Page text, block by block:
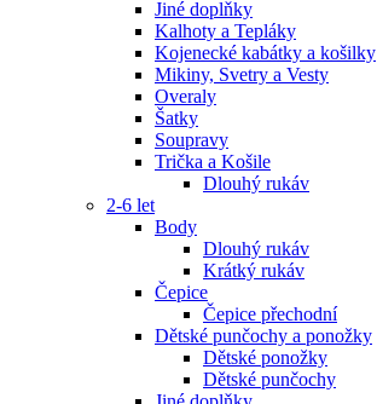
Jiné doplňky
Kalhoty a Tepláky
Kojenecké kabátky a košilky
Mikiny, Svetry a Vesty
Overaly
Šatky
Soupravy
Trička a Košile
Dlouhý rukáv
2-6 let
Body
Dlouhý rukáv
Krátký rukáv
Čepice
Čepice přechodní
Dětské punčochy a ponožky
Dětské ponožky
Dětské punčochy